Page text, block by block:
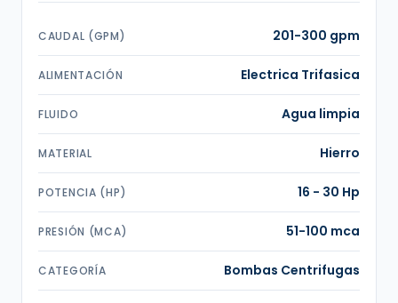
CAUDAL (GPM) 201-300 gpm
ALIMENTACIÓN Electrica Trifasica
FLUIDO Agua limpia
MATERIAL Hierro
POTENCIA (HP) 16 - 30 Hp
PRESIÓN (MCA) 51-100 mca
CATEGORÍA Bombas Centrifugas